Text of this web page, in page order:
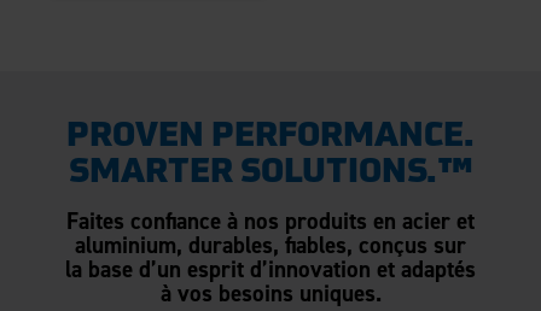
PROVEN PERFORMANCE.
SMARTER SOLUTIONS.™
Faites confiance à nos produits en acier et
aluminium, durables, fiables, conçus sur
la base d’un esprit d’innovation et adaptés
à vos besoins uniques.